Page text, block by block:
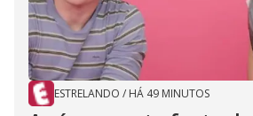
ESTRELANDO / HÁ 49 MINUTOS